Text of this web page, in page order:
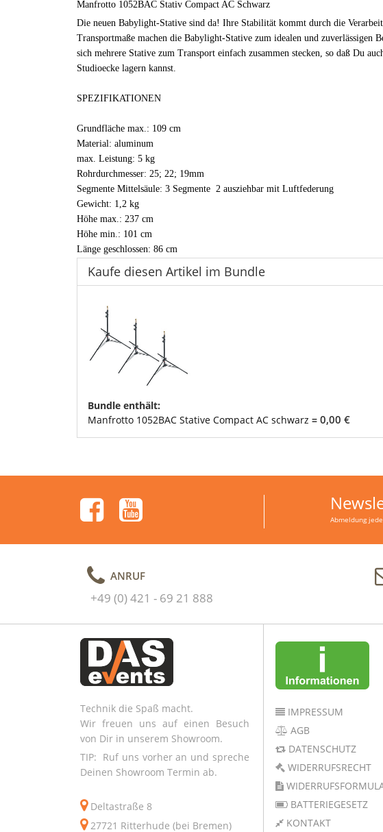
Manfrotto 1052BAC Stativ Compact AC Schwarz
Die neuen Babylight-Stative sind da! Ihre Stabilität kommt durch die
Transportmaße machen die Babylight-Stative zum idealen und zuverlässigen
sich mehrere Stative zum Transport einfach zusammen stecken, so daß Du
Studioecke lagern kannst.
SPEZIFIKATIONEN
Grundfläche max.: 109 cm
Material: aluminum
max. Leistung: 5 kg
Rohrdurchmesser: 25; 22; 19mm
Segmente Mittelsäule: 3 Segmente 2 ausziehbar mit Luftfederung
Gewicht: 1,2 kg
Höhe max.: 237 cm
Höhe min.: 101 cm
Länge geschlossen: 86 cm
Kaufe diesen Artikel im Bundle
Bundle enthält:
Manfrotto 1052BAC Stative Compact AC schwarz = 0,00 €
Abmeldung
ANRUF
+49 (0) 421 - 69 21 888
Technik die Spaß macht.
Wir freuen uns auf einen Besuch
von Dir in unserem Showroom.
TIP: Ruf uns vorher an und spreche
Deinen Showroom Termin ab.
Deltastraße 8
27721 Ritterhude (bei Bremen)
IMPRESSUM
AGB
DATENSCHUTZ
WIDERRUFSRECHT
BATTERIEGESETZ
KONTAKT